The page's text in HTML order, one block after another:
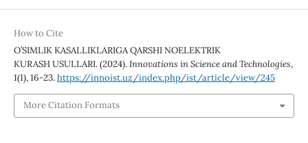
How to Cite
O’SIMLIK KASALLIKLARIGA QARSHI NOELEKTRIK
KURASH USULLARI. (2024).Innovations in Science and Technologies,
1(1), 16-23.https://innoist.uz/index.php/ist/article/view/245
More Citation Formats